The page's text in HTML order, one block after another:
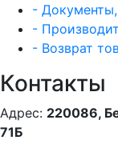
-
-
- Возврат
Контакты
Адрес: 220086,
71Б